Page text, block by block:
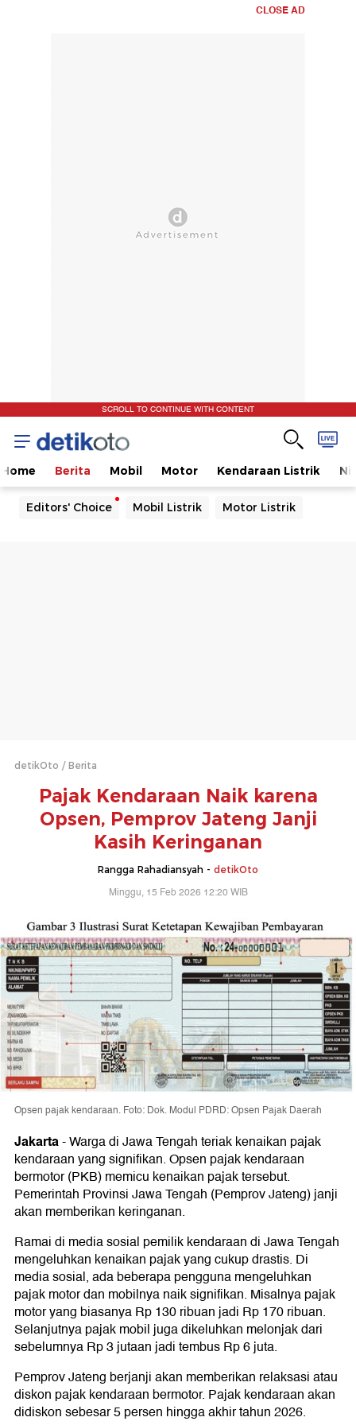
CLOSE AD
SCROLL TO CONTINUE WITH CONTENT
Home Berita Mobil Motor Kendaraan Listrik
Editors' Choice Mobil Listrik Motor Listrik
detikOto Berita
Pajak Kendaraan Naik karena
Opsen, Pemprov Jateng Janji
Kasih Keringanan
Rangga Rahadiansyah - detikOto
Minggu, 15 Feb 2026 12:20 WIB
Opsen pajak kendaraan. Foto: Dok. Modul PDRD: Opsen Pajak Daerah
Jakarta-Warga di Jawa Tengah teriak kenaikan pajak
kendaraan yang signifikan. Opsen pajak kendaraan
bermotor (PKB) memicu kenaikan pajak tersebut.
Pemerintah Provinsi Jawa Tengah (Pemprov Jateng) janji
akan memberikan keringanan.
Ramai di media sosial pemilik kendaraan di Jawa Tengah
mengeluhkan kenaikan pajak yang cukup drastis. Di
media sosial, ada beberapa pengguna mengeluhkan
pajak motor dan mobilnya naik signifikan. Misalnya pajak
motor yang biasanya Rp 130 ribuan jadi Rp 170 ribuan.
Selanjutnya pajak mobil juga dikeluhkan melonjak dari
sebelumnya Rp 3 jutaan jadi tembus Rp 6 juta.
Pemprov Jateng berjanji akan memberikan relaksasi atau
diskon pajak kendaraan bermotor. Pajak kendaraan akan
didiskon sebesar 5 persen hingga akhir tahun 2026.